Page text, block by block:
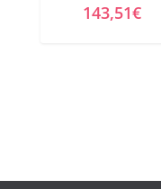
143,51€